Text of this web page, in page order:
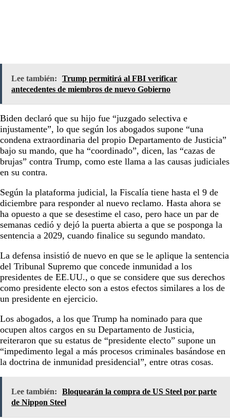
Lee también:
Trump permitirá al FBI verificar
antecedentes de miembros de nuevo Gobierno
Biden declaró que su hijo fue “juzgado selectiva e
injustamente”, lo que según los abogados supone “una
condena extraordinaria del propio Departamento de Justicia”
bajo su mando, que ha “coordinado”, dicen, las “cazas de
brujas” contra Trump, como este llama a las causas judiciales
en su contra.
Según la plataforma judicial, la Fiscalía tiene hasta el 9 de
diciembre para responder al nuevo reclamo. Hasta ahora se
ha opuesto a que se desestime el caso, pero hace un par de
semanas cedió y dejó la puerta abierta a que se posponga la
sentencia a 2029, cuando finalice su segundo mandato.
La defensa insistió de nuevo en que se le aplique la sentencia
del Tribunal Supremo que concede inmunidad a los
presidentes de EE.UU., o que se considere que sus derechos
como presidente electo son a estos efectos similares a los de
un presidente en ejercicio.
Los abogados, a los que Trump ha nominado para que
ocupen altos cargos en su Departamento de Justicia,
reiteraron que su estatus de “presidente electo” supone un
“impedimento legal a más procesos criminales basándose en
la doctrina de inmunidad presidencial”, entre otras cosas.
Lee también:
Bloquearán la compra de US Steel por parte
de Nippon Steel